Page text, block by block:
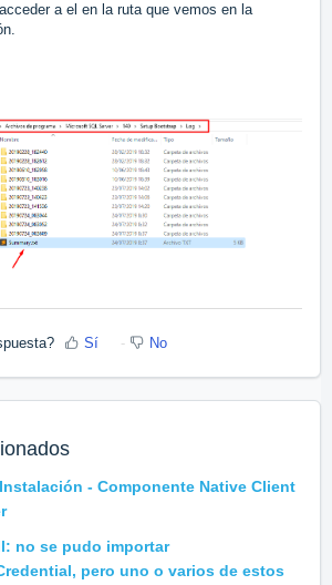
a el en la ruta que vemos en la
Sí No
- Componente Native Client
no se pudo importar
pero uno o varios de estos